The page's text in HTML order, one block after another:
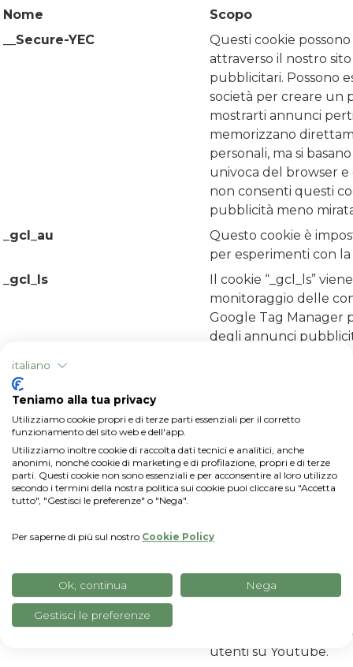
Nome
Scopo
__Secure-YEC
Questi cookie
attraverso il nostro
pubblicitari. Possono
società per creare un
mostrarti annunci
memorizzano
personali, ma si
univoca del browser
non consenti questi
pubblicità meno
_gcl_au
Questo cookie è
per esperimenti con
_gcl_ls
Il cookie “_gcl_ls”
monitoraggio delle
Google Tag Manager
degli annunci
bcookie
Google Analytics [2x]
informazioni a
raccolta ci permette
pubblicità
performance
lidc
per creare campagne
marketing
VISITOR_PRIVACY_METADATA
arricchire le
utenti su Youtube.
italiano
Teniamo alla tua privacy
Utilizziamo cookie propri e di terze parti essenziali per il corretto
funzionamento del sito web e dell'app.
Utilizziamo inoltre cookie di raccolta dati tecnici e analitici, anche
anonimi, nonché cookie di marketing e di profilazione, propri e di terze
parti. Questi cookie non sono essenziali e per acconsentire al loro utilizzo
secondo i termini della nostra politica sui cookie puoi cliccare su "Accetta
tutto", "Gestisci le preferenze" o "Nega".
Per saperne di più sul nostro Cookie Policy
Ok, continua Nega
Gestisci le preferenze